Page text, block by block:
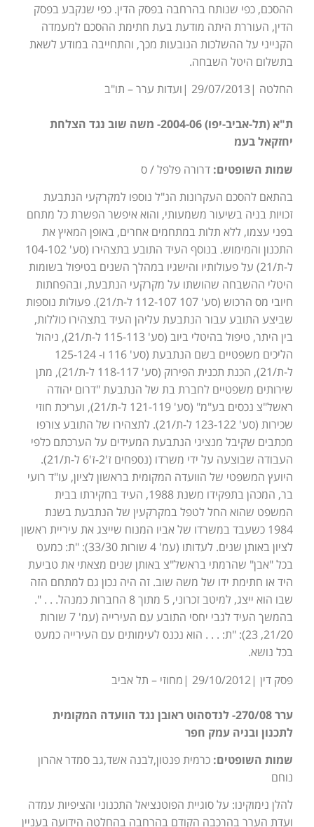
ההסכם, כפי שנותח בהרחבה בפסק הדין. כפי שנקבע בפסק
הדין, העוררת היתה מודעת בעת חתימת ההסכם למעמדה
הקנייני על ההשלכות הנובעות מכך, והתחייבה במודע לשאת
בתשלום היטל השבחה.
החלטה |29/07/2013 |ועדות ערר – תו"ב
ת"א (תל-אביב-יפו) 2004-06- משה שוב נגד הצלחת
יחזקאל בעמ
שמות השופטים: דרורה פלפל / ס
בהתאם להסכם העקרונות הנ"ל נוספו למקרקעי הנתבעת
זכויות בניה בשיעור משמעותי, והוא איפשר הפשרת כל מתחם
בפני עצמו, ללא תלות במתחמים אחרים, באופן המאיץ את
התכנון והמימוש. בנוסף העיד התובע בתצהירו (סע' 104-102
ל-ת/21) על פעולותיו והישגיו במהלך השנים בטיפול בשומות
היטלי ההשבחה שהושתו על מקרקעי הנתבעת, ובהפחתות
חיובי מס הרכוש (סע' 107 112-107 ל-ת/21). פעולות נוספות
שביצע התובע עבור הנתבעת עליהן העיד בתצהירו כוללות,
בין היתר, טיפול בהיטלי ביוב (סע' 115-113 ל-ת/21), ניהול
הליכים משפטיים בשם הנתבעת (סע' 116 ו- 125-124
ל-ת/21), הכנת תכנית הפירוק (סע' 118-117 ל-ת/21), מתן
שירותים משפטיים לחברת בת של הנתבעת "דרום יהודה
ראשל"צ נכסים בע"מ" (סע' 121-119 ל-ת/21), ועריכת חוזי
שכירות (סע' 123-122 ל-ת/21). לתצהירו של התובע צורפו
מכתבים שקיבל מנציגי הנתבעת המעידים על הערכתם כלפי
העבודה שבוצעה על ידי משרדו (נספחים ז'2-ז'6 ל-ת/21).
היועץ המשפטי של הוועדה המקומית בראשון לציון, עו"ד רועי
בר, המכהן בתפקידו משנת 1988, העיד בחקירתו בבית
המשפט שהוא החל לטפל במקרקעין של הנתבעת בשנת
1984 כשעבד במשרדו של אביו המנוח שייצג את עיריית ראשון
לציון באותן שנים. לעדותו (עמ' 4 שורות 33/30): "ת: כמעט
בכל "אבן" שהרמתי בראשל"צ באותן שנים מצאתי את טביעת
היד או חתימת ידו של משה שוב. זה היה נכון גם למתחם הזה
שבו הוא ייצג, למיטב זכרוני, 5 מתוך 8 החברות כמנהל. . . ".
בהמשך העיד לגבי יחסי התובע עם העירייה (עמ' 7 שורות
21/20, 23): "ת: . . . הוא נכנס לעימותים עם העירייה כמעט
בכל נושא.
פסק דין |29/10/2012 |מחוזי – תל אביב
ערר 270/08- לנדסהוט ראובן נגד הוועדה המקומית
לתכנון ובניה עמק חפר
שמות השופטים: כרמית פנטון,לבנה אשד,גב סמדר אהרון
נוחם
להלן נימוקינו: על סוגיית הפוטנציאל התכנוני והציפיות עמדה
ועדת הערר בהרכבה הקודם בהרחבה בהחלטה הידועה בעניין